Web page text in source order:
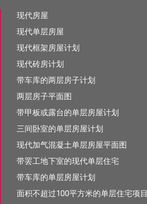
现代房屋
现代单层房屋
现代框架房屋计划
现代砖房计划
带车库的两层房子计划
两层房子平面图
带甲板或露台的单层房屋计划
三间卧室的单层房屋计划
现代加气混凝土单层房屋平面图
带罢工地下室的现代单层住宅
带车库的单层房屋计划
面积不超过100平方米的单层住宅项目